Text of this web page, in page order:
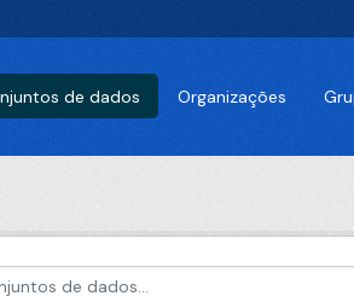
de dados Organizações